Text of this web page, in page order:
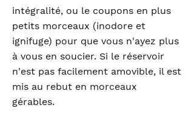
intégralité, ou le coupons en plus
petits morceaux (inodore et
ignifuge) pour que vous n'ayez plus
à vous en soucier. Si le réservoir
n'est pas facilement amovible, il est
mis au rebut en morceaux
gérables.